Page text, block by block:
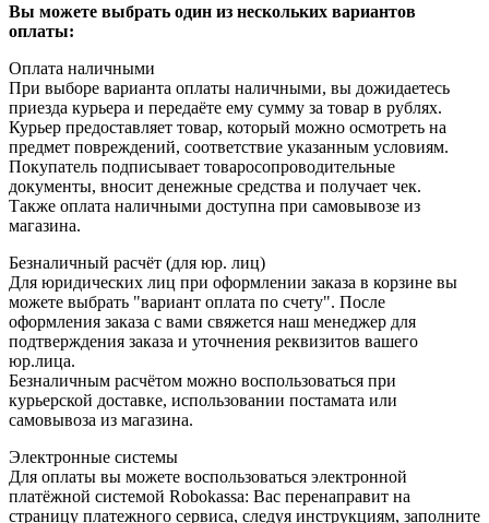
Вы можете выбрать один из нескольких вариантов
оплаты:
Оплата наличными
При выборе варианта оплаты наличными, вы дожидаетесь
приезда курьера и передаёте ему сумму за товар в рублях.
Курьер предоставляет товар, который можно осмотреть на
предмет повреждений, соответствие указанным условиям.
Покупатель подписывает товаросопроводительные
документы, вносит денежные средства и получает чек.
Также оплата наличными доступна при самовывозе из
магазина.
Безналичный расчёт (для юр. лиц)
Для юридических лиц при оформлении заказа в корзине вы
можете выбрать "вариант оплата по счету". После
оформления заказа с вами свяжется наш менеджер для
подтверждения заказа и уточнения реквизитов вашего
юр.лица.
Безналичным расчётом можно воспользоваться при
курьерской доставке, использовании постамата или
самовывоза из магазина.
Электронные системы
Для оплаты вы можете воспользоваться электронной
платёжной системой Robokassa: Вас перенаправит на
страницу платежного сервиса, следуя инструкциям, заполните